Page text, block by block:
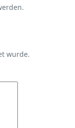
wurde.